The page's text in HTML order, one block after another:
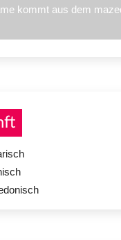
kommt aus dem